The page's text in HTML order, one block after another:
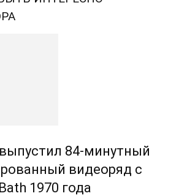
84-минутный
видеоряд с
1970 года